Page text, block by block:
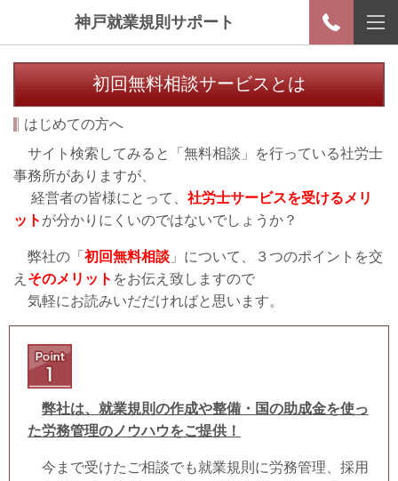
神戸就業規則サポート
初回無料相談サービスとは
はじめての方へ
サイト検索してみると「無料相談」を行っている社労士
事務所がありますが、
経営者の皆様にとって、 社労士サービスを受けるメリ
ット が分かりにくいのではないでしょうか？
弊社の「 初回無料相談 」について、３つのポイントを交
え そのメリット をお伝え致しますので
気軽にお読みいだだければと思います。
弊社は、就業規則の作成や整備・国の助成金を使っ
た労務管理のノウハウをご提供！
今まで受けたご相談でも就業規則に労務管理、採用